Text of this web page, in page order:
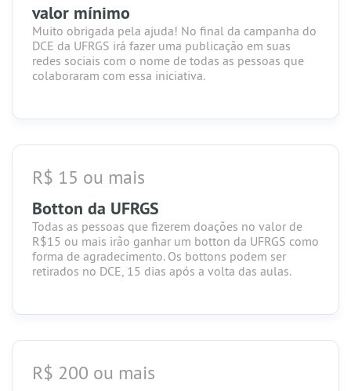
valor mínimo
Muito obrigada pela ajuda! No final da campanha do
DCE da UFRGS irá fazer uma publicação em suas
redes sociais com o nome de todas as pessoas que
colaboraram com essa iniciativa.
R$ 15 ou mais
Botton da UFRGS
Todas as pessoas que fizerem doações no valor de
R$15 ou mais irão ganhar um botton da UFRGS como
forma de agradecimento. Os bottons podem ser
retirados no DCE, 15 dias após a volta das aulas.
R$ 200 ou mais